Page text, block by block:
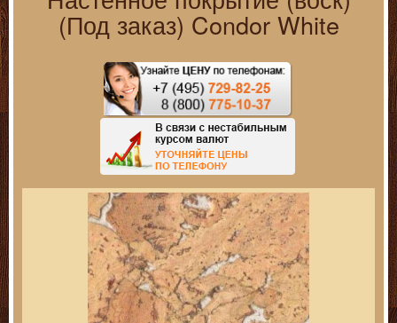
(Под заказ) Condor White